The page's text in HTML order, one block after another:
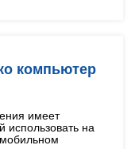
компьютер
имеет
на